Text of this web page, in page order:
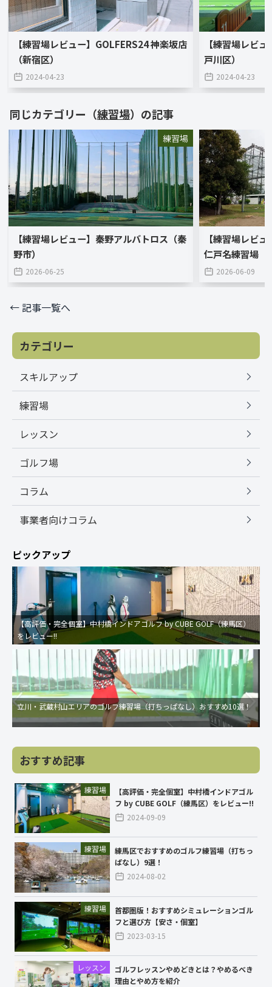
【練習場レビュー】GOLFERS24 神楽坂店
（新宿区）
2024-04-23
【練習場レビ
戸川区）
2024-04-23
同じカテゴリー（練習場）の記事
練習場
【練習場レビュー】秦野アルバトロス（秦
野市）
2026-06-25
【練習場レビ
仁戸名練習場（
2026-06-09
← 記事一覧へ
カテゴリー
スキルアップ
練習場
レッスン
ゴルフ場
コラム
事業者向けコラム
ピックアップ
【高評価・完全個室】中村橋インドアゴルフ by CUBE GOLF（練馬区）
をレビュー!!
立川・武蔵村山エリアのゴルフ練習場（打ちっぱなし）おすすめ10選！
おすすめ記事
練習場
【高評価・完全個室】中村橋インドアゴル
フ by CUBE GOLF（練馬区）をレビュー!!
2024-09-09
練習場
練馬区でおすすめのゴルフ練習場（打ちっ
ぱなし）9選！
2024-08-02
練習場
首都圏版！おすすめシミュレーションゴル
フと選び方【安さ・個室】
2023-03-15
レッスン
ゴルフレッスンやめどきとは？やめるべき
理由とやめ方を紹介